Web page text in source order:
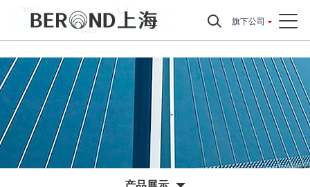
旗下公司